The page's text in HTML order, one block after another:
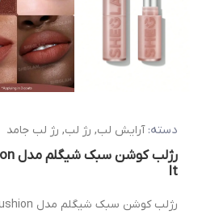
دسته: آرایش لب, رژ لب, رژ لب جامد
It
رژلب کوشن سبک شیگلم مدل Lip Veil Cushion رنگ Clock It